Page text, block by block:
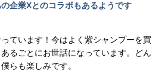
企業Xとのコラボもあるようです
ています！今はよく紫シャンプーを買
るごとにお世話になっています。どん
らも楽しみです。